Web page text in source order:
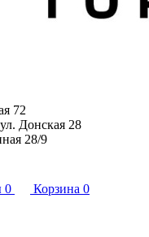
72
Донская 28
28/9
0 Корзина 0